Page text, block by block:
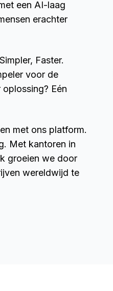
een AI-laag
erachter
Faster.
voor de
Eén
met ons platform.
Met kantoren in
groeien we door
wereldwijd te